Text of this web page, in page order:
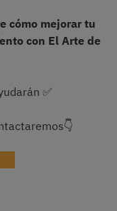
cómo mejorar tu
con El Arte de
✅